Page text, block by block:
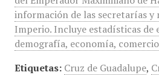
información de las secretarías y
Imperio. Incluye estadísticas de
demografía, economía,
Etiquetas: Cruz de Guadalupe,